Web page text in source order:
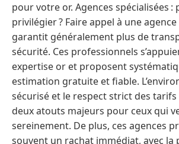
pour votre or. Agences spécialisées :
privilégier ? Faire appel à une
garantit généralement plus de
sécurité. Ces professionnels
expertise or et proposent
estimation gratuite et fiable.
sécurisé et le respect strict des
deux atouts majeurs pour ceux qui
sereinement. De plus, ces agences
souvent un rachat immédiat, avec la